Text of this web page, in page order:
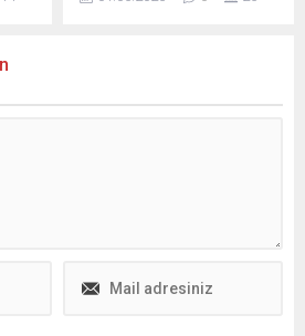
değişikliğe gidilmezken,